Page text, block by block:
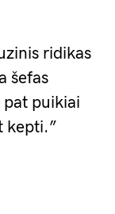
ridikas
šefas
pat puikiai
kepti.”